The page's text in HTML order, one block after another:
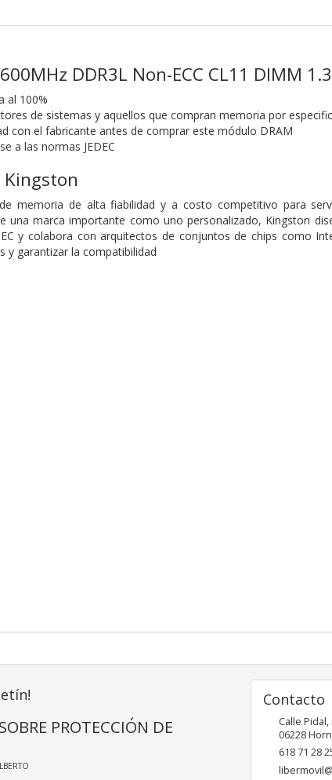
DDR3L Non-ECC CL11 DIMM
al 100%
de sistemas y aquellos que compran memoria por
con el fabricante antes de comprar este módulo DRAM
a las normas JEDEC
Kingston
memoria de alta fiabilidad y a costo competitivo para
una marca importante como uno personalizado, Kingston
y colabora con arquitectos de conjuntos de chips como
y garantizar la compatibilidad
PROTECCIÓN DE
Contacto
Calle
06228
618 71 28